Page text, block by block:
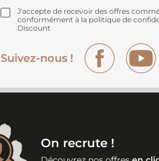
J'accepte de recevoir des offres
conformément à la politique de
Discount
Suivez-nous !
Facebook
On recrute !